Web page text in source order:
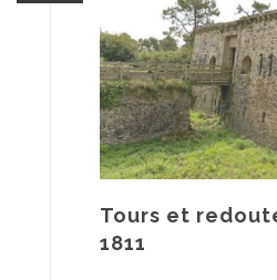
Tours et
1811